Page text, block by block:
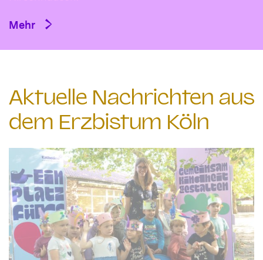
Mehr
Aktuelle Nachrichten aus
dem Erzbistum Köln